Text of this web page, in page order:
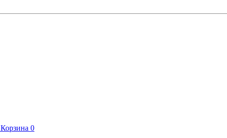
Корзина 0